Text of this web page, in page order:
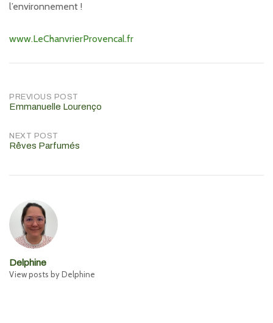
l’environnement !
www.LeChanvrierProvencal.fr
Post
PREVIOUS POST
Emmanuelle Lourenço
NEXT POST
Rêves Parfumés
Delphine
View posts by Delphine